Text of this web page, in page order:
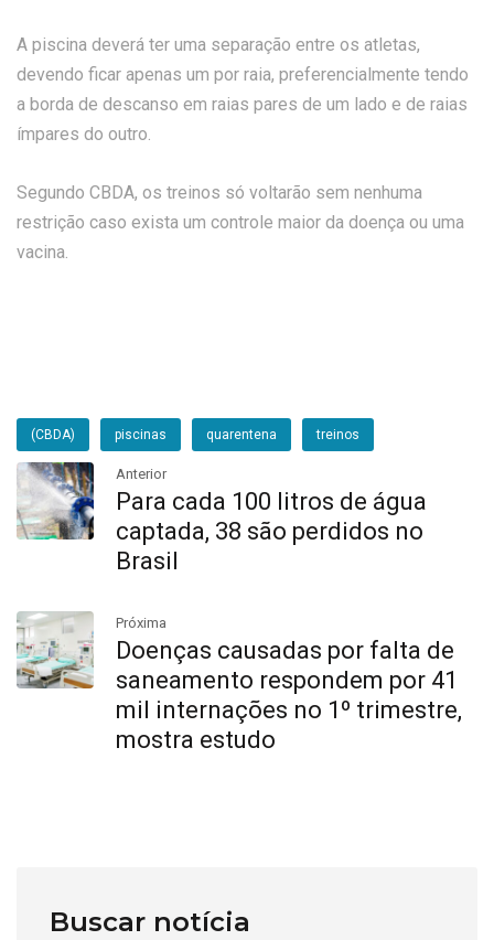
A piscina deverá ter uma separação entre os atletas,
devendo ficar apenas um por raia, preferencialmente tendo
a borda de descanso em raias pares de um lado e de raias
ímpares do outro.
Segundo CBDA, os treinos só voltarão sem nenhuma
restrição caso exista um controle maior da doença ou uma
vacina.
(CBDA) piscinas quarentena treinos
Anterior
Para cada 100 litros de água
captada, 38 são perdidos no
Brasil
Próxima
Doenças causadas por falta de
saneamento respondem por 41
mil internações no 1º trimestre,
mostra estudo
Buscar notícia